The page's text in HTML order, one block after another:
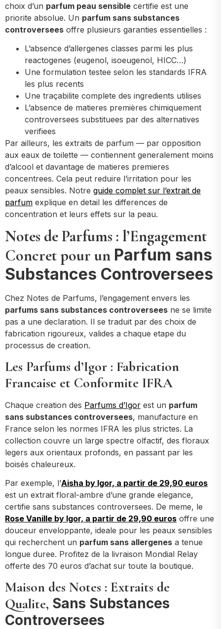
choix d’un parfum peau sensible certifie est une
priorite absolue. Un parfum sans substances
controversees offre plusieurs garanties essentielles :
L’absence d’allergenes classes parmi les plus
reactogenes (eugenol, isoeugenol, HICC…)
Une formulation testee selon les standards IFRA
les plus recents
Une traçabilite complete des ingredients utilises
L’absence de matieres premières chimiquement
controversees substituees par des alternatives
verifiees
Par ailleurs, les extraits de parfum — par opposition
aux eaux de toilette — contiennent generalement moins
d’alcool et davantage de matieres premieres
concentrees. Cela peut reduire l’irritation pour les
peaux sensibles. Notre guide complet sur l’extrait de
parfum explique en detail les differences de
concentration et leurs effets sur la peau.
Notes de Parfums : l’Engagement
Concret pour un Parfum sans
Substances Controversees
Chez Notes de Parfums, l’engagement envers les
parfums sans substances controversees ne se limite
pas a une declaration. Il se traduit par des choix de
fabrication rigoureux, valides a chaque etape du
processus de creation.
Les Parfums d’Igor : Fabrication
Francaise et Conformite IFRA
Chaque creation des Parfums d’Igor est un parfum
sans substances controversees, manufacture en
France selon les normes IFRA les plus strictes. La
collection couvre un large spectre olfactif, des floraux
legers aux orientaux profonds, en passant par les
boisés chaleureux.
Par exemple, l’Aisha by Igor, a partir de 29,90 euros
est un extrait floral-ambre d’une grande elegance,
certifie sans substances controversees. De meme, le
Rose Vanille by Igor, a partir de 29,90 euros offre une
douceur enveloppante, ideale pour les peaux sensibles
qui recherchent un parfum sans allergenes a tenue
longue duree. Profitez de la livraison Mondial Relay
offerte des 70 euros d’achat sur toute la boutique.
Maison des Notes : Extraits de
Qualite, Sans Substances
Controversees